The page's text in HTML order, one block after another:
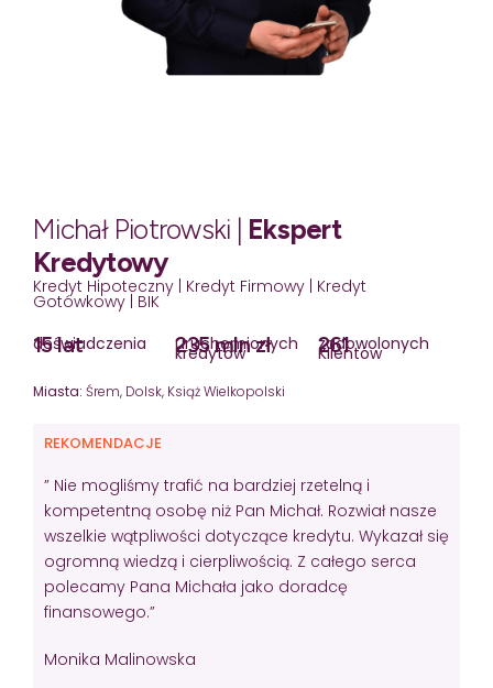
Michał Piotrowski | Ekspert
Kredytowy
Kredyt Hipoteczny | Kredyt Firmowy | Kredyt
Gotówkowy | BIK
15 lat
doświadczenia 235 mln zł
uruchomionych
kredytów 261
zadowolonych
Klientów
Miasta: Śrem, Dolsk, Książ Wielkopolski
REKOMENDACJE
” Nie mogliśmy trafić na bardziej rzetelną i
kompetentną osobę niż Pan Michał. Rozwiał nasze
wszelkie wątpliwości dotyczące kredytu. Wykazał się
ogromną wiedzą i cierpliwością. Z całego serca
polecamy Pana Michała jako doradcę
finansowego.”
Monika Malinowska